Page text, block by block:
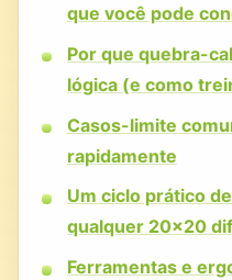
que você pode
Por que quebra-
lógica (e como
Casos-limite
rapidamente
Um ciclo prático
qualquer 20x20
Ferramentas e